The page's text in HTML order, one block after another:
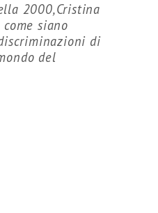
2000,Cristina
siano
di
del